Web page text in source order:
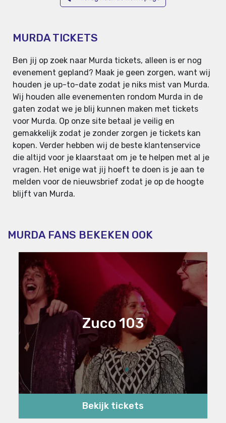
MURDA TICKETS
Ben jij op zoek naar Murda tickets, alleen is er nog
evenement gepland? Maak je geen zorgen, want wij
houden je up-to-date zodat je niks mist van Murda.
Wij houden alle evenementen rondom Murda in de
gaten zodat we je blij kunnen maken met tickets
voor Murda. Op onze site betaal je veilig en
gemakkelijk zodat je zonder zorgen je tickets kan
kopen. Verder hebben wij de beste klantenservice
die altijd voor je klaarstaat om je te helpen met al je
vragen. Het enige wat jij hoeft te doen is je aan te
melden voor de nieuwsbrief zodat je op de hoogte
blijft van Murda.
MURDA FANS BEKEKEN OOK
Zuco 103
Bekijk tickets